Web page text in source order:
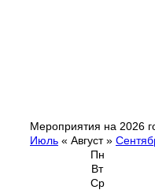
Мероприятия на 2026
Июль « Август»
Пн
Вт
Ср